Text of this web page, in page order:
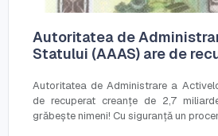
Autoritatea de
Statului (AAAS) are de
Autoritatea de Administrare a
de recuperat creanțe de 2,7
grăbește nimeni! Cu siguranță un